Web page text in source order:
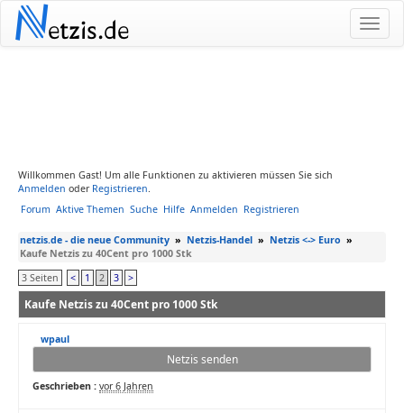
Netzis.de
Willkommen Gast! Um alle Funktionen zu aktivieren müssen Sie sich
Anmelden oder Registrieren.
Forum Aktive Themen Suche Hilfe Anmelden Registrieren
netzis.de - die neue Community » Netzis-Handel » Netzis <-> Euro »
Kaufe Netzis zu 40Cent pro 1000 Stk
3 Seiten
< 1 2 3 >
Kaufe Netzis zu 40Cent pro 1000 Stk
wpaul
Netzis senden
Geschrieben : vor 6 Jahren